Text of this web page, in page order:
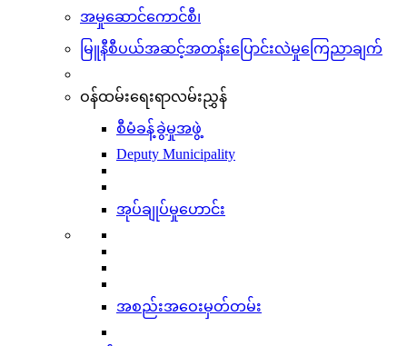
အမှုဆောင်ကောင်စီ၊
မြူနီစီပယ်အဆင့်အတန်းပြောင်းလဲမှုကြေညာချက်
ဝန်ထမ်းရေးရာလမ်းညွှန်
စီမံခန့်ခွဲမှုအဖွဲ့
Deputy Municipality
အုပ်ချုပ်မှုဟောင်း
အစည်းအဝေးမှတ်တမ်း